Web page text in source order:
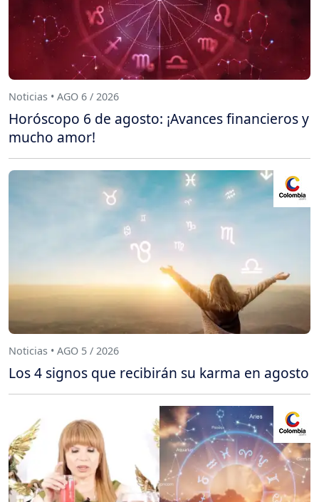
Noticias • AGO 6 / 2026
Horóscopo 6 de agosto: ¡Avances financieros y
mucho amor!
Noticias • AGO 5 / 2026
Los 4 signos que recibirán su karma en agosto